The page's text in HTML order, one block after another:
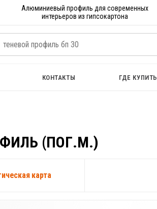
Алюминиевый профиль для современных
интерьеров из гипсокартона
КОНТАКТЫ ГДЕ КУПИТЬ
(ПОГ.М.)
карта